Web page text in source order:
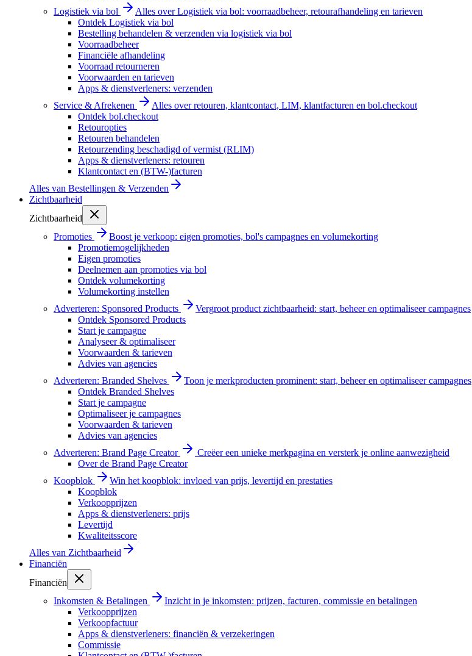
Logistiek via bol
Alles over Logistiek via bol: voorraadbeheer, retourafhandeling en tarieven
Ontdek Logistiek via bol
Bestelling behandelen & verzenden via logistiek via bol
Voorraadbeheer
Financiële afhandeling
Voorraad retourneren
Voorwaarden en tarieven
Apps & dienstverleners: verzenden
Service & Afrekenen
Alles over retouren, klantcontact, LIM, klantfacturen en bol.checkout
Ontdek bol.checkout
Retouropties
Retouren behandelen
Retourzending beschadigd of vermist (RLIM)
Apps & dienstverleners: retouren
Klantcontact en (BTW-)facturen
Alles van Bestellingen & Verzenden
Zichtbaarheid
Zichtbaarheid
Promoties
Boost je verkoop: eigen promoties, bol's campagnes en volumekorting
Promotiemogelijkheden
Eigen promoties
Deelnemen aan promoties via bol
Ontdek volumekorting
Volumekorting instellen
Adverteren: Sponsored Products
Vergroot product zichtbaarheid: start, beheer en optimaliseer campagnes
Ontdek Sponsored Products
Start je campagne
Analyseer & optimaliseer
Voorwaarden & tarieven
Advies van agencies
Adverteren: Branded Shelves
Toon je merkproducten prominent: start, beheer en optimaliseer campagnes
Ontdek Branded Shelves
Start je campagne
Optimaliseer je campagnes
Voorwaarden & tarieven
Advies van agencies
Adverteren: Brand Page Creator
Creëer een unieke merkpagina en versterk je online aanwezigheid
Over de Brand Page Creator
Koopblok
Win het koopblok: invloed van prijs, levertijd en prestaties
Koopblok
Verkoopprijzen
Apps & dienstverleners: prijs
Levertijd
Kwaliteitsscore
Alles van Zichtbaarheid
Financiën
Financiën
Inkomsten & Betalingen
Inzicht in je inkomsten: prijzen, facturen, commissie en betalingen
Verkoopprijzen
Verkoopfactuur
Apps & dienstverleners: financiën & verzekeringen
Commissie